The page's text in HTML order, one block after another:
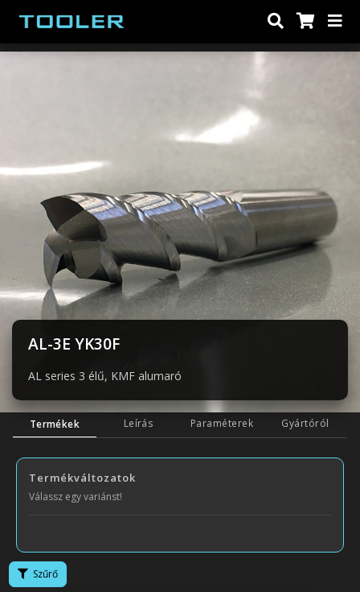
Előző
AL-3E YK30F
AL series 3 élű, KMF alumaró
Termékek Leírás Paraméterek Gyártóról
Termékváltozatok
Válassz egy variánst!
Szűrő